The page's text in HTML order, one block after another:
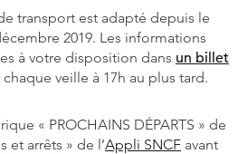
transport est adapté depuis le
2019. Les informations
à votre disposition dans un billet
veille à 17h au plus tard.
« PROCHAINS DÉPARTS » de
et arrêts » de l’Appli SNCF avant